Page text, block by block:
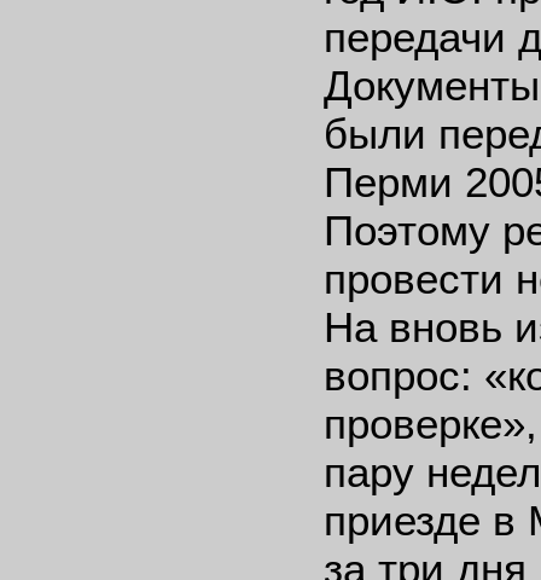
передачи
были
Перми
Поэтому
провести
На вновь
вопрос:
пару
приезде в
за три